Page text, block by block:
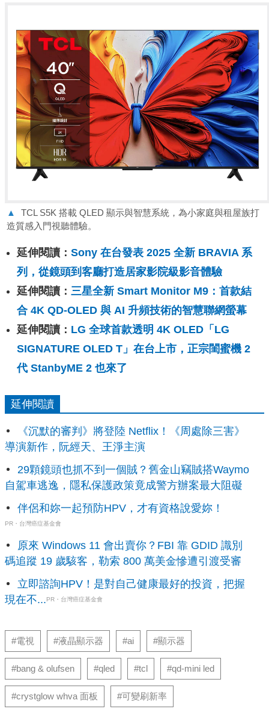
▲
TCL S5K 搭載 QLED 顯示與智慧系統，為小家庭與租屋族打
造質感入門視聽體驗。
延伸閱讀： Sony 在台發表 2025 全新 BRAVIA 系
列，從鏡頭到客廳打造居家影院級影音體驗
延伸閱讀： 三星全新 Smart Monitor M9：首款結
合 4K QD-OLED 與 AI 升頻技術的智慧聯網螢幕
延伸閱讀： LG 全球首款透明 4K OLED「LG
SIGNATURE OLED T」在台上市，正宗閨蜜機 2
代 StanbyME 2 也來了
延伸閱讀
《沉默的審判》將登陸 Netflix！《周處除三害》
導演新作，阮經天、王淨主演
29顆鏡頭也抓不到一個賊？舊金山竊賊搭Waymo
自駕車逃逸，隱私保護政策竟成警方辦案最大阻礙
伴侶和妳一起預防HPV，才有資格說愛妳！
PR・台灣癌症基金會
原來 Windows 11 會出賣你？FBI 靠 GDID 識別
碼追蹤 19 歲駭客，勒索 800 萬美金慘遭引渡受審
立即諮詢HPV！是對自己健康最好的投資，把握
現在不...PR・台灣癌症基金會
#電視 #液晶顯示器 #ai #顯示器
#bang & olufsen #qled #tcl #qd-mini led
#crystglow whva 面板 #可變刷新率